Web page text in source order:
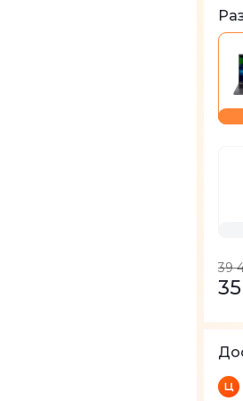
39